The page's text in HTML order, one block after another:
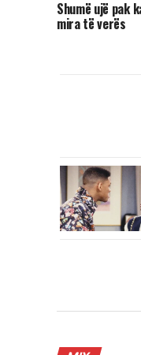
Shumë ujë pak
mira të verës